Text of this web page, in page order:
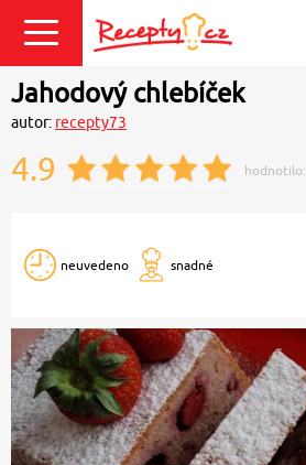
Přihlásit se
Jahodový chlebíček
autor: recepty73
4.9 hodnotilo:
neuvedeno snadné